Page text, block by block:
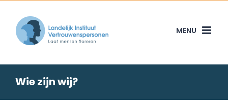
content
Wie zijn wij?